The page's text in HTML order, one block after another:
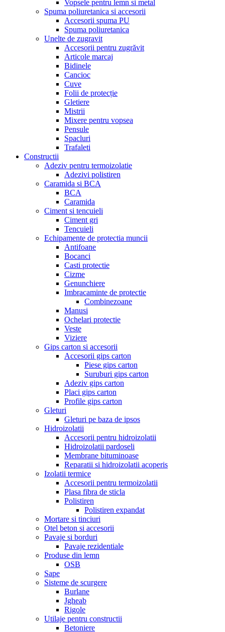
Vopsele pentru lemn si metal
Spuma poliuretanica si accesorii
Accesorii spuma PU
Spuma poliuretanica
Unelte de zugravit
Accesorii pentru zugrăvit
Articole marcaj
Bidinele
Cancioc
Cuve
Folii de protecție
Gletiere
Mistrii
Mixere pentru vopsea
Pensule
Spacluri
Trafaleti
Constructii
Adeziv pentru termoizolatie
Adezivi polistiren
Caramida si BCA
BCA
Caramida
Ciment si tencuieli
Ciment gri
Tencuieli
Echipamente de protectia muncii
Antifoane
Bocanci
Casti protectie
Cizme
Genunchiere
Imbracaminte de protectie
Combinezoane
Manusi
Ochelari protectie
Veste
Viziere
Gips carton si accesorii
Accesorii gips carton
Piese gips carton
Suruburi gips carton
Adeziv gips carton
Placi gips carton
Profile gips carton
Gleturi
Gleturi pe baza de ipsos
Hidroizolatii
Accesorii pentru hidroizolatii
Hidroizolatii pardoseli
Membrane bituminoase
Reparatii si hidroizolatii acoperis
Izolatii termice
Accesorii pentru termoizolatii
Plasa fibra de sticla
Polistiren
Polistiren expandat
Mortare si tinciuri
Otel beton si accesorii
Pavaje si borduri
Pavaje rezidentiale
Produse din lemn
OSB
Sape
Sisteme de scurgere
Burlane
Jgheab
Rigole
Utilaje pentru constructii
Betoniere